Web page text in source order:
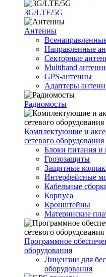
3G/LTE/5G
Антенны
Направленные
Секторные
Multiband
GPS-антенны
Адаптеры антенн
Радиомосты
Комплектующие и
сетевого оборудования
Блоки питания
Грозозащиты
Защитные
Интерфейсные
Кабельные
Корпуса
Кронштейны
Материнские
Программное
оборудования
Лицензии для
оборудования